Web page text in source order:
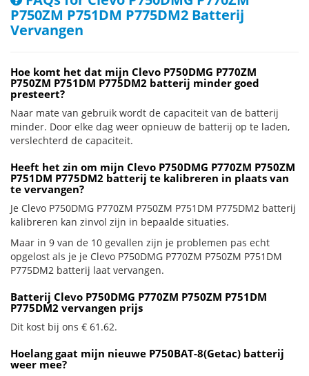
P750ZM P751DM P775DM2 Batterij
Vervangen
Hoe komt het dat mijn Clevo P750DMG P770ZM
P750ZM P751DM P775DM2 batterij minder goed
presteert?
Naar mate van gebruik wordt de capaciteit van de batterij
minder. Door elke dag weer opnieuw de batterij op te laden,
verslechterd de capaciteit.
Heeft het zin om mijn Clevo P750DMG P770ZM P750ZM
P751DM P775DM2 batterij te kalibreren in plaats van
te vervangen?
Je Clevo P750DMG P770ZM P750ZM P751DM P775DM2 batterij
kalibreren kan zinvol zijn in bepaalde situaties.
Maar in 9 van de 10 gevallen zijn je problemen pas echt
opgelost als je je Clevo P750DMG P770ZM P750ZM P751DM
P775DM2 batterij laat vervangen.
Batterij Clevo P750DMG P770ZM P750ZM P751DM
P775DM2 vervangen prijs
Dit kost bij ons € 61.62.
Hoelang gaat mijn nieuwe P750BAT-8(Getac) batterij
weer mee?